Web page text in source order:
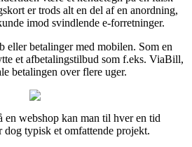
er trods alt en del af en anordning,
imod svindlende e-forretninger.
eller betalinger med mobilen. Som en
et afbetalingstilbud som f.eks. ViaBill,
betalingen over flere uger.
en webshop kan man til hver en tid
dog typisk et omfattende projekt.